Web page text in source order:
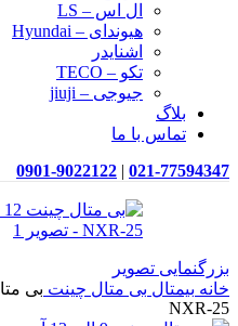
ال اس – LS
هیوندای – Hyundai
اشنایدر
تکو – TECO
جیوجی – jiuji
بلاگ
تماس با ما
021-77594347
|
0901-9022122
بزرگنمایی تصویر
خانه بیمتال بی متال چینت
NXR-25